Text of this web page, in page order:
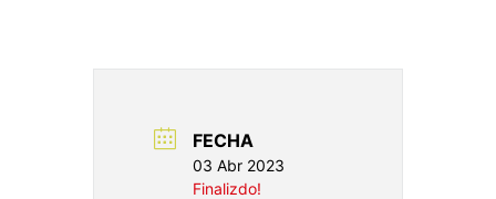
FECHA
03 Abr 2023
Finalizdo!